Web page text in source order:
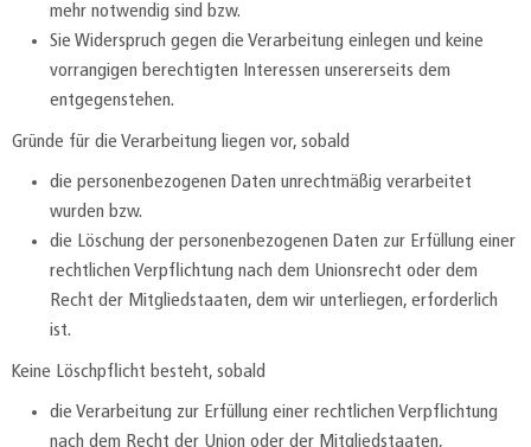
mehr notwendig sind bzw.
Sie Widerspruch gegen die Verarbeitung einlegen und keine
vorrangigen berechtigten Interessen unsererseits dem
entgegenstehen.
Gründe für die Verarbeitung liegen vor, sobald
die personenbezogenen Daten unrechtmäßig verarbeitet
wurden bzw.
die Löschung der personenbezogenen Daten zur Erfüllung einer
rechtlichen Verpflichtung nach dem Unionsrecht oder dem
Recht der Mitgliedstaaten, dem wir unterliegen, erforderlich
ist.
Keine Löschpflicht besteht, sobald
die Verarbeitung zur Erfüllung einer rechtlichen Verpflichtung
nach dem Recht der Union oder der Mitgliedstaaten,